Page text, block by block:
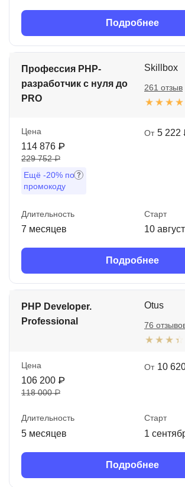
Подробнее
Профессия PHP-
разработчик с нуля до
PRO
Skillbox
261 отзыв
Цена
114 876 ₽
229 752 ₽
Ещё -20% по
промокоду
От 5 222
Длительность
7 месяцев
Старт
10
Подробнее
PHP Developer.
Professional
Otus
76
Цена
106 200 ₽
118 000 ₽
От 10
Длительность
5 месяцев
Старт
1
Подробнее